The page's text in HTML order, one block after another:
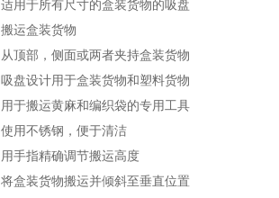
适用于所有尺寸的盒装货物的吸盘
搬运盒装货物
从顶部，侧面或两者夹持盒装货物
吸盘设计用于盒装货物和塑料货物
用于搬运黄麻和编织袋的专用工具
使用不锈钢，便于清洁
用手指精确调节搬运高度
将盒装货物搬运并倾斜至垂直位置